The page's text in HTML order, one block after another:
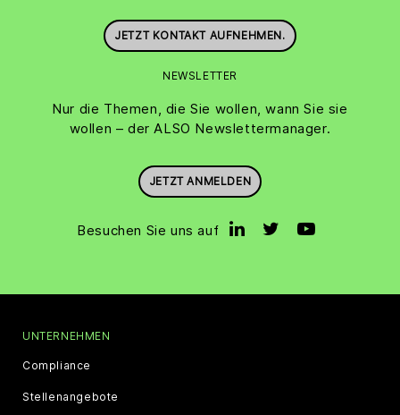
JETZT KONTAKT AUFNEHMEN.
NEWSLETTER
Nur die Themen, die Sie wollen, wann Sie sie
wollen – der ALSO Newslettermanager.
JETZT ANMELDEN
Besuchen Sie uns auf
UNTERNEHMEN
Compliance
Stellenangebote